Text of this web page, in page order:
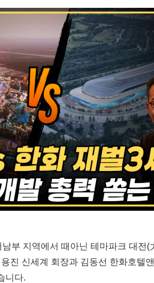
부 지역에서 때아닌 테마파크 대전(
진 신세계 회장과 김동선 한화호텔
니다.